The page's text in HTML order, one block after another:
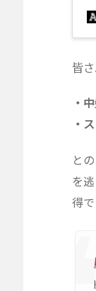
皆
・
・
と
を
得